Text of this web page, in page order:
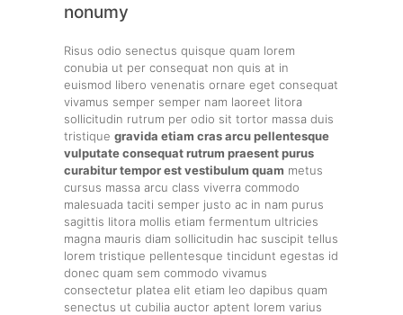
nonumy
Risus odio senectus quisque quam lorem
conubia ut per consequat non quis at in
euismod libero venenatis ornare eget consequat
vivamus semper semper nam laoreet litora
sollicitudin rutrum per odio sit tortor massa duis
tristiquegravida etiam cras arcu pellentesque
vulputate consequat rutrum praesent purus
curabitur tempor est vestibulum quam metus
cursus massa arcu class viverra commodo
malesuada taciti semper justo ac in nam purus
sagittis litora mollis etiam fermentum ultricies
magna mauris diam sollicitudin hac suscipit tellus
lorem tristique pellentesque tincidunt egestas id
donec quam sem commodo vivamus
consectetur platea elit etiam leo dapibus quam
senectus ut cubilia auctor aptent lorem varius